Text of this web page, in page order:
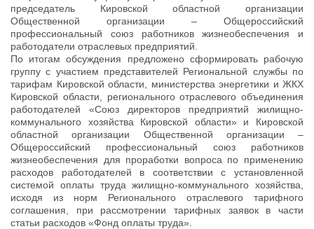
председатель Кировской областной организации
Общественной организации – Общероссийский
профессиональный союз работников жизнеобеспечения и
работодатели отраслевых предприятий.
По итогам обсуждения предложено сформировать рабочую
группу с участием представителей Региональной службы по
тарифам Кировской области, министерства энергетики и ЖКХ
Кировской области, регионального отраслевого объединения
работодателей «Союз директоров предприятий жилищно-
коммунального хозяйства Кировской области» и Кировской
областной организации Общественной организации –
Общероссийский профессиональный союз работников
жизнеобеспечения для проработки вопроса по применению
расходов работодателей в соответствии с установленной
системой оплаты труда жилищно-коммунального хозяйства,
исходя из норм Регионального отраслевого тарифного
соглашения, при рассмотрении тарифных заявок в части
статьи расходов «Фонд оплаты труда».